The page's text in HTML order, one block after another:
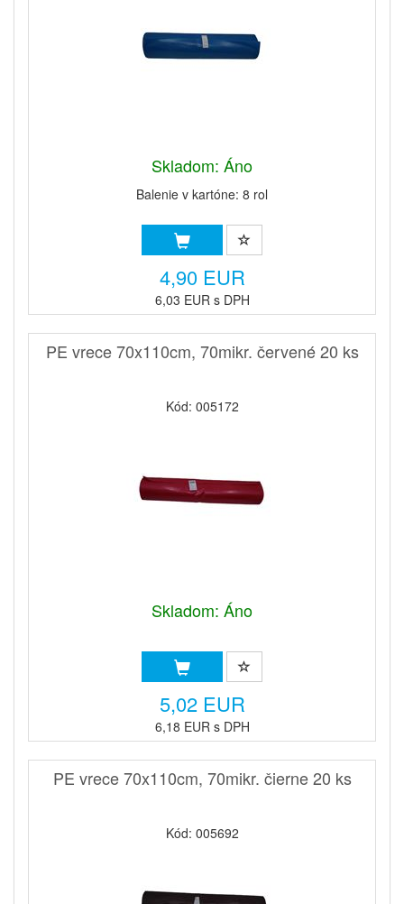
Skladom: Áno
Balenie v kartóne: 8 rol
4,90 EUR
6,03 EUR s DPH
PE vrece 70x110cm, 70mikr. červené 20 ks
Kód: 005172
Skladom: Áno
5,02 EUR
6,18 EUR s DPH
PE vrece 70x110cm, 70mikr. čierne 20 ks
Kód: 005692